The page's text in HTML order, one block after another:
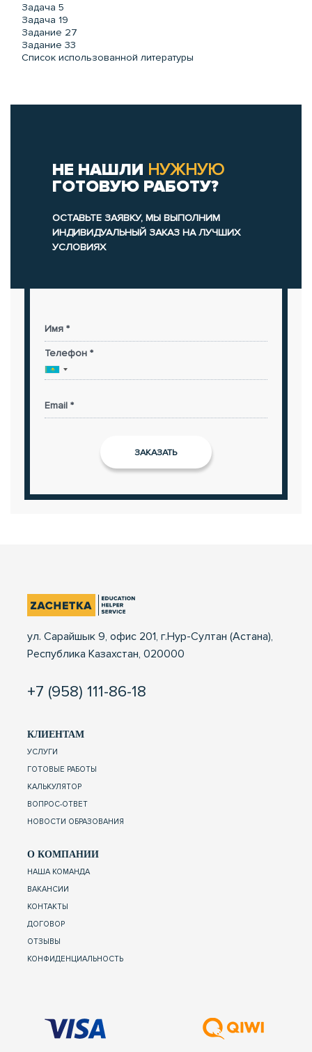
Задача 5
Задача 19
Задание 27
Задание 33
Список использованной литературы
НЕ НАШЛИ НУЖНУЮ
ГОТОВУЮ РАБОТУ?
ОСТАВЬТЕ ЗАЯВКУ, МЫ ВЫПОЛНИМ
ИНДИВИДУАЛЬНЫЙ ЗАКАЗ НА ЛУЧШИХ
УСЛОВИЯХ
Имя *
Телефон *
Email *
ул. Сарайшык 9, офис 201, г.Нур-Султан (Астана),
Республика Казахстан, 020000
+7 (958) 111-86-18
КЛИЕНТАМ
УСЛУГИ
ГОТОВЫЕ РАБОТЫ
КАЛЬКУЛЯТОР
ВОПРОС-ОТВЕТ
НОВОСТИ ОБРАЗОВАНИЯ
О КОМПАНИИ
НАША КОМАНДА
ВАКАНСИИ
КОНТАКТЫ
ДОГОВОР
ОТЗЫВЫ
КОНФИДЕНЦИАЛЬНОСТЬ